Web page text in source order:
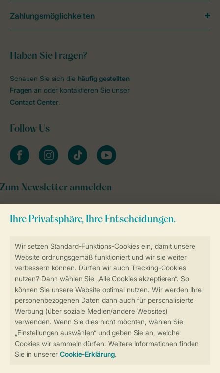
Sicherstellung Deiner Privatsphäre
Sicher und schnell zur Online-Buchung
Sichere Datenübertragung
Sicheres Bezahlen
Haben Sie Fragen?
Schauen Sie sich die häufig gestellten
Fragen an oder kontaktieren Sie unser
Contact Center.
Follow Us
facebookinstagramtiktok youtube
Zum Newsletter anmelden
Zahlungsmöglichkeiten